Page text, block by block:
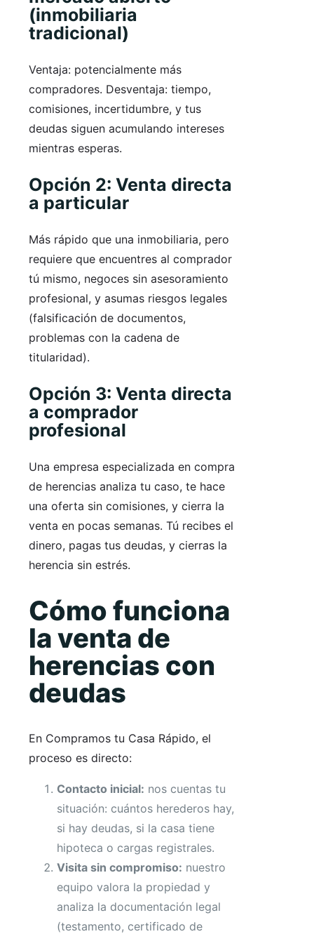
(inmobiliaria
tradicional)
Ventaja: potencialmente más
compradores. Desventaja: tiempo,
comisiones, incertidumbre, y tus
deudas siguen acumulando intereses
mientras esperas.
Opción 2: Venta directa
a particular
Más rápido que una inmobiliaria, pero
requiere que encuentres al comprador
tú mismo, negoces sin asesoramiento
profesional, y asumas riesgos legales
(falsificación de documentos,
problemas con la cadena de
titularidad).
Opción 3: Venta directa
a comprador
profesional
Una empresa especializada en compra
de herencias analiza tu caso, te hace
una oferta sin comisiones, y cierra la
venta en pocas semanas. Tú recibes el
dinero, pagas tus deudas, y cierras la
herencia sin estrés.
Cómo funciona
la venta de
herencias con
deudas
En Compramos tu Casa Rápido, el
proceso es directo:
Contacto inicial: nos cuentas tu
situación: cuántos herederos hay,
si hay deudas, si la casa tiene
hipoteca o cargas registrales.
Visita sin compromiso: nuestro
equipo valora la propiedad y
analiza la documentación legal
(testamento, certificado de